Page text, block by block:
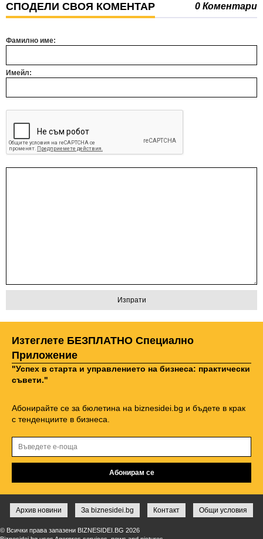
СПОДЕЛИ СВОЯ КОМЕНТАР 0 Коментари
Фамилно име:
Имейл:
Изтеглете БЕЗПЛАТНО Специално
Приложение
"Успех в старта и управлението на бизнеса: практически
съвети."
Абонирайте се за бюлетина на biznesidei.bg и бъдете в крак
с тенденциите в бизнеса.
Архив новини За biznesidei.bg Контакт Общи условия
© Всички права запазени BIZNESIDEI.BG 2026